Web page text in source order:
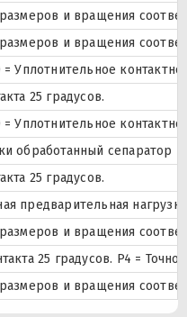
и вращения
и вращения
= Уплотнительное
25 градусов.
= Уплотнительное
обработанный сепаратор
25 градусов.
предварительная
и вращения
25 градусов. P4 =
и вращения